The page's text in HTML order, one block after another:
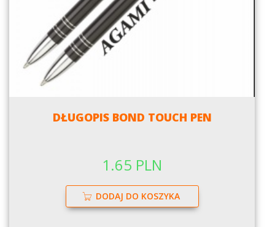
DŁUGOPIS BOND TOUCH PEN
1.65 PLN
DODAJ DO KOSZYKA